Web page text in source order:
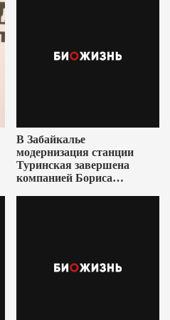
В Забайкалье
модернизация станции
Туринская завершена
компанией Бориса